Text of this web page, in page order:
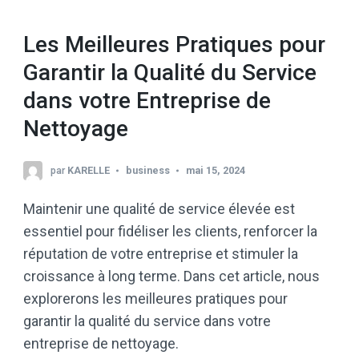
Les Meilleures Pratiques pour
Garantir la Qualité du Service
dans votre Entreprise de
Nettoyage
par KARELLE business mai 15, 2024
Maintenir une qualité de service élevée est
essentiel pour fidéliser les clients, renforcer la
réputation de votre entreprise et stimuler la
croissance à long terme. Dans cet article, nous
explorerons les meilleures pratiques pour
garantir la qualité du service dans votre
entreprise de nettoyage.